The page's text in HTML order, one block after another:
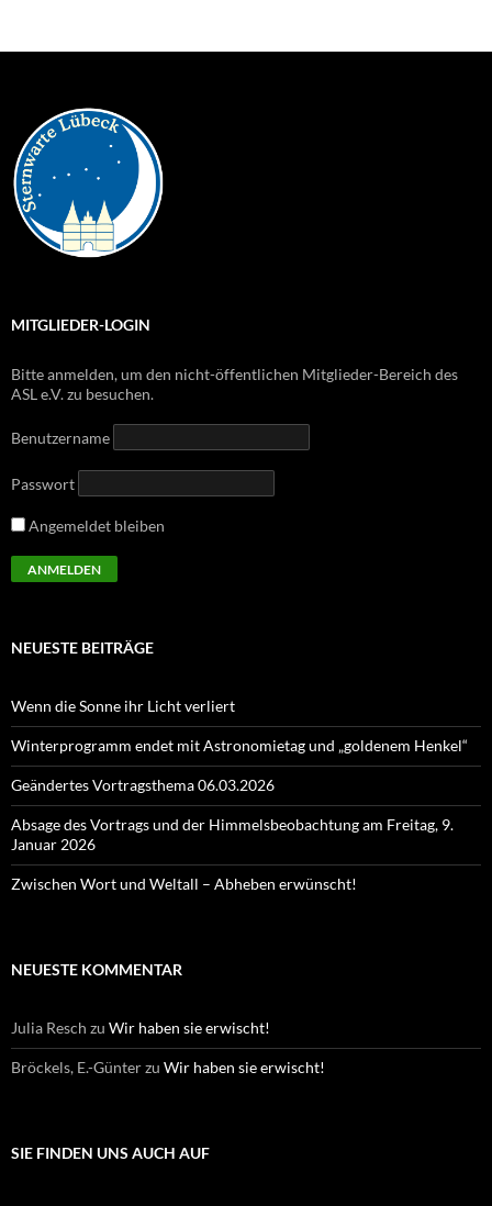
MITGLIEDER-LOGIN
Bitte anmelden, um den nicht-öffentlichen Mitglieder-Bereich des
ASL e.V. zu besuchen.
Benutzername
Passwort
Angemeldet bleiben
NEUESTE BEITRÄGE
Wenn die Sonne ihr Licht verliert
Winterprogramm endet mit Astronomietag und „goldenem Henkel“
Geändertes Vortragsthema 06.03.2026
Absage des Vortrags und der Himmelsbeobachtung am Freitag, 9.
Januar 2026
Zwischen Wort und Weltall – Abheben erwünscht!
NEUESTE KOMMENTAR
Julia Resch zu Wir haben sie erwischt!
Bröckels, E.-Günterzu Wir haben sie erwischt!
SIE FINDEN UNS AUCH AUF